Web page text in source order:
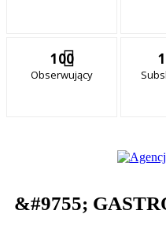
100
Obserwujący
&#9755;